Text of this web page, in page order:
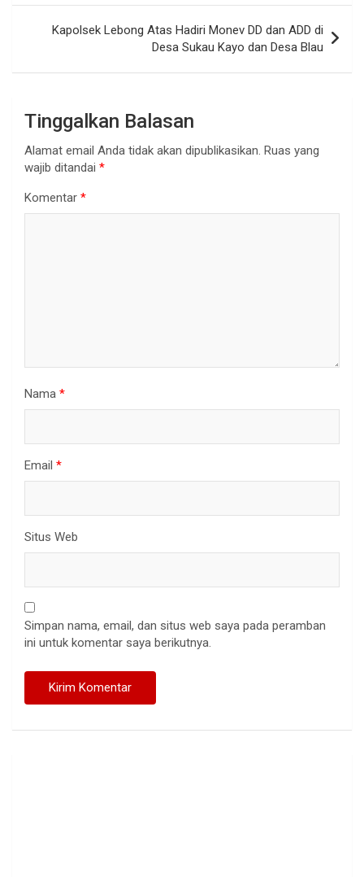
Kapolsek Lebong Atas Hadiri Monev DD dan ADD di
Desa Sukau Kayo dan Desa Blau
Tinggalkan Balasan
Alamat email Anda tidak akan dipublikasikan. Ruas yang
wajib ditandai *
Komentar *
Nama *
Email *
Situs Web
Simpan nama, email, dan situs web saya pada peramban
ini untuk komentar saya berikutnya.